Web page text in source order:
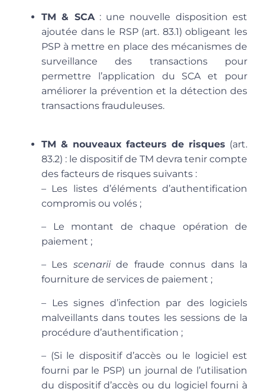
TM & SCA: une nouvelle disposition est
ajoutée dans le RSP (art. 83.1) obligeant les
PSP à mettre en place des mécanismes de
surveillance des transactions pour
permettre l’application du SCA et pour
améliorer la prévention et la détection des
transactions frauduleuses.
TM & nouveaux facteurs de risques (art.
83.2) : le dispositif de TM devra tenir compte
des facteurs de risques suivants :
– Les listes d’éléments d’authentification
compromis ou volés ;
– Le montant de chaque opération de
paiement ;
– Les scenariide fraude connus dans la
fourniture de services de paiement ;
– Les signes d’infection par des logiciels
malveillants dans toutes les sessions de la
procédure d’authentification ;
– (Si le dispositif d’accès ou le logiciel est
fourni par le PSP) un journal de l’utilisation
du dispositif d’accès ou du logiciel fourni à